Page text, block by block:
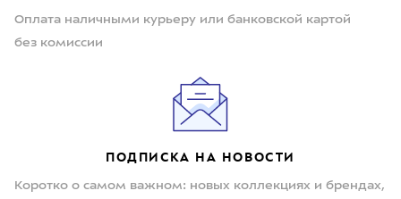
Оплата наличными курьеру или банковской картой
без комиссии
ПОДПИСКА НА НОВОСТИ
Коротко о самом важном: новых коллекциях и брендах,